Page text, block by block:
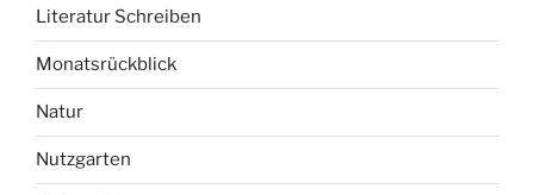
Literatur Schreiben
Monatsrückblick
Natur
Nutzgarten